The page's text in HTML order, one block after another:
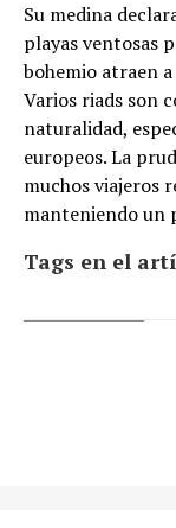
Su medina
playas ventosas
bohemio atraen
Varios riads son
naturalidad,
europeos. La
muchos viajeros
manteniendo un
Tags en el